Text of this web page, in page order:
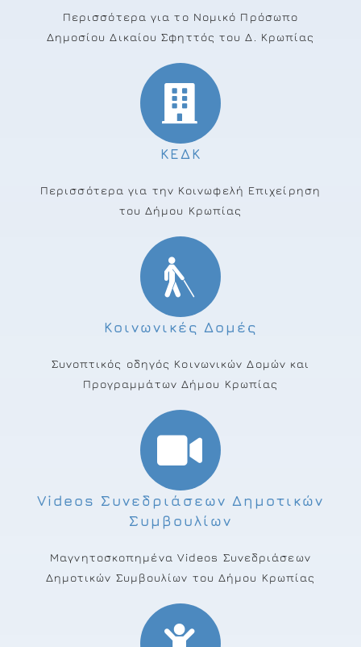
Περισσότερα για το Νομικό Πρόσωπο
Δημοσίου Δικαίου Σφηττός του Δ. Κρωπίας
ΚΕΔΚ
Περισσότερα για την Κοινωφελή Επιχείρηση
του Δήμου Κρωπίας
Κοινωνικές Δομές
Συνοπτικός οδηγός Κοινωνικών Δομών και
Προγραμμάτων Δήμου Κρωπίας
Videos Συνεδριάσεων Δημοτικών
Συμβουλίων
Μαγνητοσκοπημένα Videos Συνεδριάσεων
Δημοτικών Συμβουλίων του Δήμου Κρωπίας